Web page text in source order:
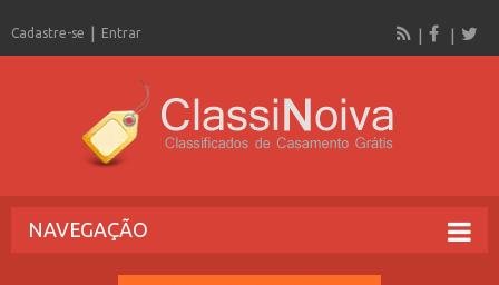
Cadastre-se Entrar
NAVEGAÇÃO